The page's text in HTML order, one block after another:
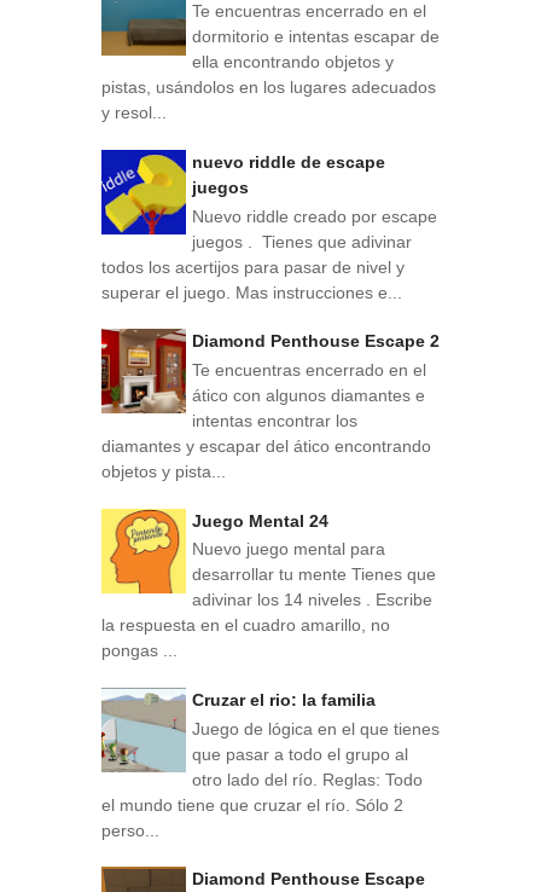
Te encuentras encerrado en el
dormitorio e intentas escapar de
ella encontrando objetos y
pistas, usándolos en los lugares adecuados
y resol...
nuevo riddle de escape
juegos
Nuevo riddle creado por escape
juegos . Tienes que adivinar
todos los acertijos para pasar de nivel y
superar el juego. Mas instrucciones e...
Diamond Penthouse Escape 2
Te encuentras encerrado en el
ático con algunos diamantes e
intentas encontrar los
diamantes y escapar del ático encontrando
objetos y pista...
Juego Mental 24
Nuevo juego mental para
desarrollar tu mente Tienes que
adivinar los 14 niveles . Escribe
la respuesta en el cuadro amarillo, no
pongas ...
Cruzar el rio: la familia
Juego de lógica en el que tienes
que pasar a todo el grupo al
otro lado del río. Reglas: Todo
el mundo tiene que cruzar el río. Sólo 2
perso...
Diamond Penthouse Escape